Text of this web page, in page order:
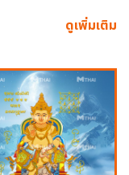
ดูเพิ่มเติม